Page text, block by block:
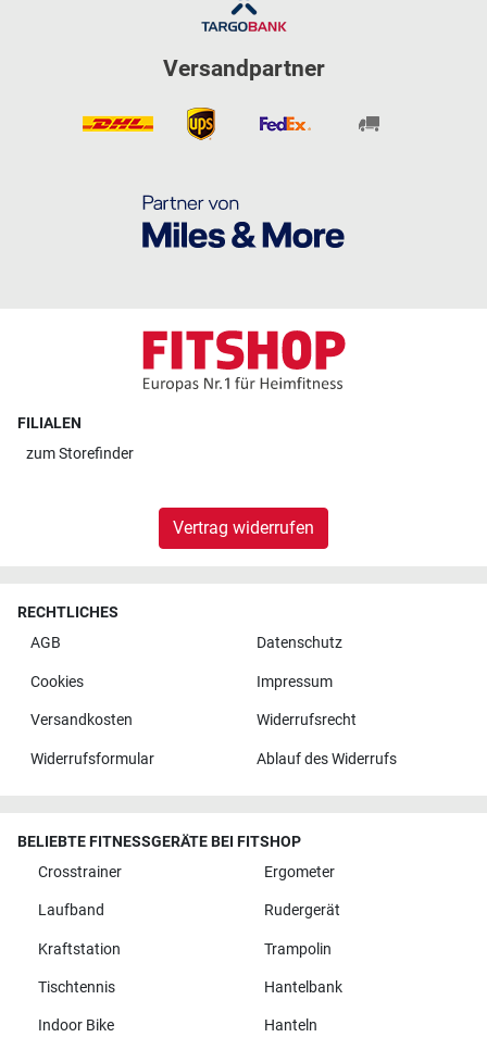
Versandpartner
FILIALEN
zumStorefinder
Vertrag widerrufen
RECHTLICHES
AGB
Datenschutz
Cookies Impressum
Versandkosten Widerrufsrecht
Widerrufsformular Ablauf des Widerrufs
BELIEBTE FITNESSGERÄTE BEI FITSHOP
Crosstrainer
Ergometer
Laufband Rudergerät
Kraftstation Trampolin
Tischtennis Hantelbank
Indoor Bike Hanteln